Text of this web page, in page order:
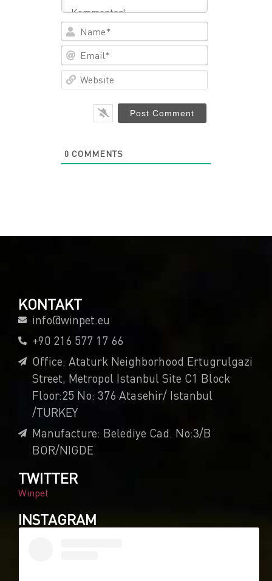
Name*
0 COMMENTS
KONTAKT
info@winpet.eu
+90 216 577 17 66
Office: Ataturk Neighborhood Ertugrulgazi
Street, Metropol Istanbul Site C1 Block
Floor:25 No: 376 Atasehir/ Istanbul
/TURKEY
Manufacture: Belediye Cad. No:3/B
BOR/NIGDE
TWITTER
Winpet
INSTAGRAM